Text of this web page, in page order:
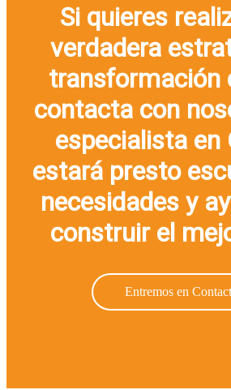
Si quieres
verdadera
transformación
contacta con
especialista en
estará presto
necesidades y
construir el
Entremos en